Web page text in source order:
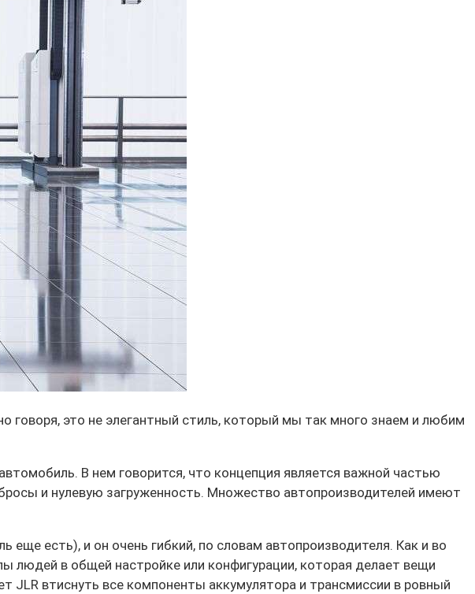
говоря, это не элегантный стиль, который мы так много знаем и любим
В нем говорится, что концепция является важной частью
и нулевую загруженность. Множество автопроизводителей имеют
есть), и он очень гибкий, по словам автопроизводителя. Как и во
людей в общей настройке или конфигурации, которая делает вещи
JLR втиснуть все компоненты аккумулятора и трансмиссии в ровный